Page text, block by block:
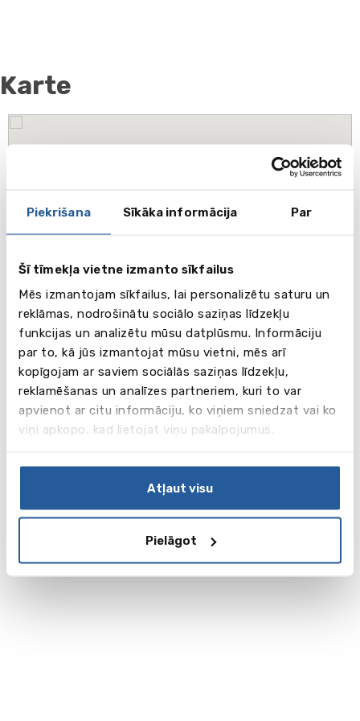
Piekrišana Sīkāka informācija Par
Šī tīmekļa vietne izmanto sīkfailus
Mēs izmantojam sīkfailus, lai personalizētu saturu un
reklāmas, nodrošinātu sociālo saziņas līdzekļu
funkcijas un analizētu mūsu datplūsmu. Informāciju
par to, kā jūs izmantojat mūsu vietni, mēs arī
kopīgojam ar saviem sociālās saziņas līdzekļu,
reklamēšanas un analīzes partneriem, kuri to var
apvienot ar citu informāciju, ko viņiem sniedzat vai ko
viņi apkopo, kad lietojat viņu pakalpojumus.
Atļaut visu
Pielāgot
Karte